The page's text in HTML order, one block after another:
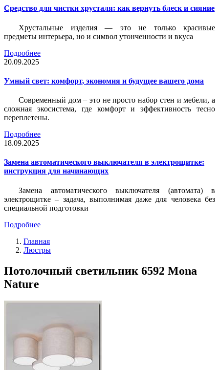
Средство для чистки хрусталя: как вернуть блеск и сияние
Хрустальные изделия — это не только красивые
предметы интерьера, но и символ утонченности и вкуса
Подробнее
20.09.2025
Умный свет: комфорт, экономия и будущее вашего дома
Современный дом – это не просто набор стен и мебели, а
сложная экосистема, где комфорт и эффективность тесно
переплетены.
Подробнее
18.09.2025
Замена автоматического выключателя в электрощитке:
инструкция для начинающих
Замена автоматического выключателя (автомата) в
электрощитке – задача, выполнимая даже для человека без
специальной подготовки
Подробнее
Главная
Люстры
Потолочный светильник 6592 Mona
Nature